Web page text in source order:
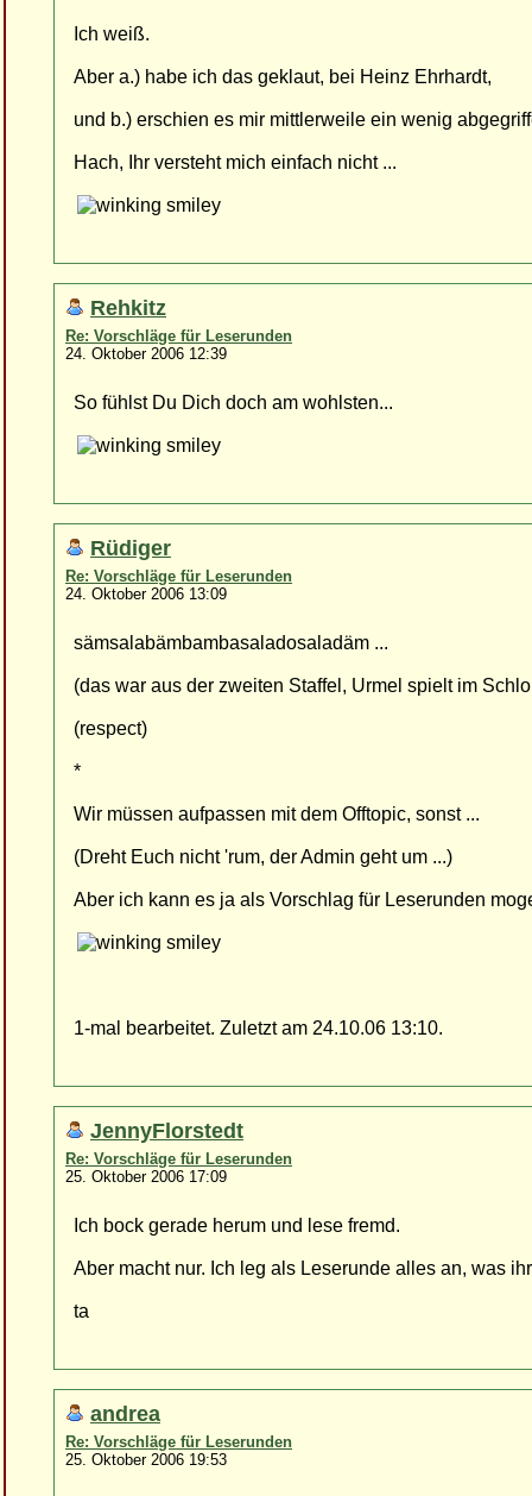
Ich weiß.
Aber a.) habe ich das geklaut, bei Heinz Ehrhardt,
und b.) erschien es mir mittlerweile ein wenig
Hach, Ihr versteht mich einfach nicht ...
Rehkitz
Re: Vorschläge für Leserunden
24. Oktober 2006 12:39
So fühlst Du Dich doch am wohlsten...
Rüdiger
Re: Vorschläge für Leserunden
24. Oktober 2006 13:09
sämsalabämbambasaladosaladäm ...
(das war aus der zweiten Staffel, Urmel spielt im
(respect)
*
Wir müssen aufpassen mit dem Offtopic, sonst ...
(Dreht Euch nicht 'rum, der Admin geht um ...)
Aber ich kann es ja als Vorschlag für Leserunden
1-mal bearbeitet. Zuletzt am 24.10.06 13:10.
JennyFlorstedt
Re: Vorschläge für Leserunden
25. Oktober 2006 17:09
Ich bock gerade herum und lese fremd.
Aber macht nur. Ich leg als Leserunde alles an, was
ta
andrea
Re: Vorschläge für Leserunden
25. Oktober 2006 19:53